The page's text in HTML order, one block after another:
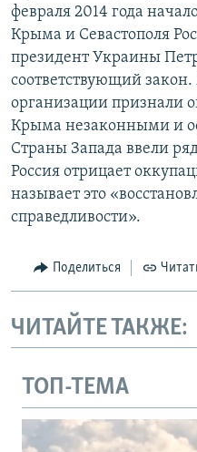
февраля 2014 года
Крыма и Севастополя
президент Украины
соответствующий
организации признали
Крыма незаконными и
Страны Запада ввели
Россия отрицает
называет это
справедливости».
Поделиться
ЧИТАЙТЕ ТАКЖЕ:
ТОП-ТЕМА